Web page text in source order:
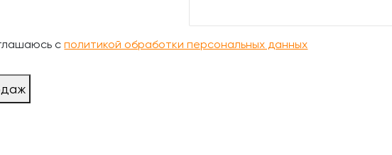
сполитикой обработки персональных данных